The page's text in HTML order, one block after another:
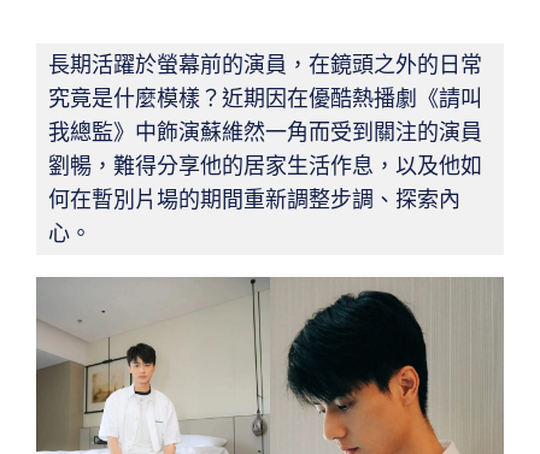
長期活躍於螢幕前的演員，在鏡頭之外的日常
究竟是什麼模樣？近期因在優酷熱播劇《請叫
我總監》中飾演蘇維然一角而受到關注的演員
劉暢，難得分享他的居家生活作息，以及他如
何在暫別片場的期間重新調整步調、探索內
心。